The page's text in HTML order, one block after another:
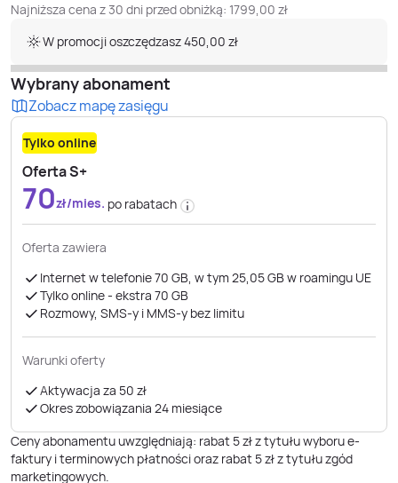
Najniższa cena z 30 dni przed obniżką: 1799,00 zł
W promocji oszczędzasz 450,00 zł
Wybrany abonament
Zobacz mapę zasięgu
Tylko online
Oferta S+
70zł/mies. po rabatach
Oferta zawiera
Internet w telefonie 70 GB, w tym 25,05 GB w roamingu UE
Tylko online - ekstra 70 GB
Rozmowy, SMS-y i MMS-y bez limitu
Warunki oferty
Aktywacja za 50 zł
Okres zobowiązania 24 miesiące
Ceny abonamentu uwzględniają: rabat 5 zł z tytułu wyboru e-
faktury i terminowych płatności oraz rabat 5 zł z tytułu zgód
marketingowych.